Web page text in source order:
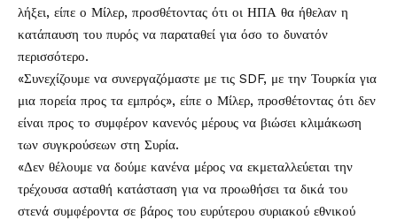
λήξει, είπε ο Μίλερ, προσθέτοντας ότι οι ΗΠΑ θα ήθελαν η
κατάπαυση του πυρός να παραταθεί για όσο το δυνατόν
περισσότερο.
«Συνεχίζουμε να συνεργαζόμαστε με τις SDF, με την Τουρκία για
μια πορεία προς τα εμπρός», είπε ο Μίλερ, προσθέτοντας ότι δεν
είναι προς το συμφέρον κανενός μέρους να βιώσει κλιμάκωση
των συγκρούσεων στη Συρία.
«Δεν θέλουμε να δούμε κανένα μέρος να εκμεταλλεύεται την
τρέχουσα ασταθή κατάσταση για να προωθήσει τα δικά του
στενά συμφέροντα σε βάρος του ευρύτερου συριακού εθνικού